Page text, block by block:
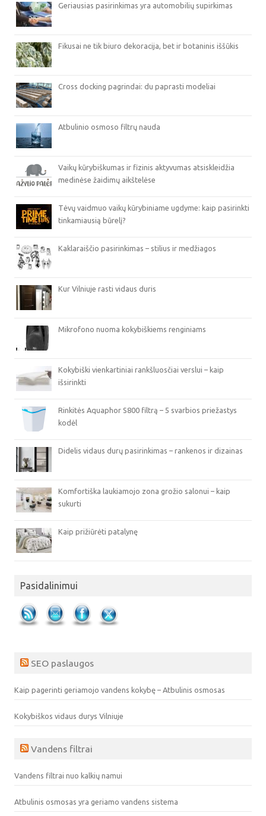
Geriausias pasirinkimas yra automobilių supirkimas
Fikusai ne tik biuro dekoracija, bet ir botaninis iššūkis
Cross docking pagrindai: du paprasti modeliai
Atbulinio osmoso filtrų nauda
Vaikų kūrybiškumas ir fizinis aktyvumas atsiskleidžia
medinėse žaidimų aikštelėse
Tėvų vaidmuo vaikų kūrybiniame ugdyme: kaip pasirinkti
tinkamiausią būrelį?
Kaklaraiščio pasirinkimas – stilius ir medžiagos
Kur Vilniuje rasti vidaus duris
Mikrofono nuoma kokybiškiems renginiams
Kokybiški vienkartiniai rankšluosčiai verslui – kaip
išsirinkti
Rinkitės Aquaphor S800 filtrą – 5 svarbios priežastys
kodėl
Didelis vidaus durų pasirinkimas – rankenos ir dizainas
Komfortiška laukiamojo zona grožio salonui – kaip
sukurti
Kaip prižiūrėti patalynę
Pasidalinimui
SEO paslaugos
Kaip pagerinti geriamojo vandens kokybę – Atbulinis osmosas
Kokybiškos vidaus durys Vilniuje
Vandens filtrai
Vandens filtrai nuo kalkių namui
Atbulinis osmosas yra geriamo vandens sistema